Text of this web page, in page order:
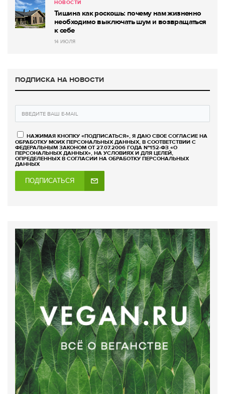
НОВОСТИ
Тишина как роскошь: почему нам жизненно
необходимо выключать шум и возвращаться
к себе
14 ИЮЛЯ
ПОДПИСКА НА НОВОСТИ
НАЖИМАЯ КНОПКУ «ПОДПИСАТЬСЯ», Я ДАЮ СВОЕ СОГЛАСИЕ НА
ОБРАБОТКУ МОИХ ПЕРСОНАЛЬНЫХ ДАННЫХ, В СООТВЕТСТВИИ С
ФЕДЕРАЛЬНЫМ ЗАКОНОМ ОТ 27.07.2006 ГОДА №152-ФЗ «О
ПЕРСОНАЛЬНЫХ ДАННЫХ», НА УСЛОВИЯХ И ДЛЯ ЦЕЛЕЙ,
ОПРЕДЕЛЕННЫХ В СОГЛАСИИ НА ОБРАБОТКУ ПЕРСОНАЛЬНЫХ
ДАННЫХ
ПОДПИСАТЬСЯ